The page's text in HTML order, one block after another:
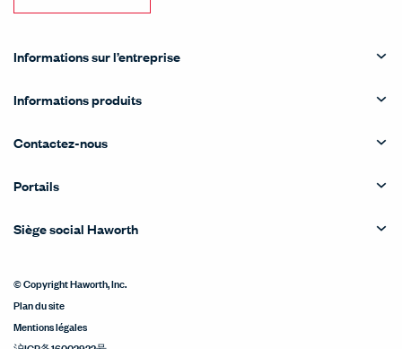
Informations sur l’entreprise
Informations produits
Contactez-nous
Portails
Siège social Haworth
© Copyright Haworth, Inc.
Plan du site
Mentions légales